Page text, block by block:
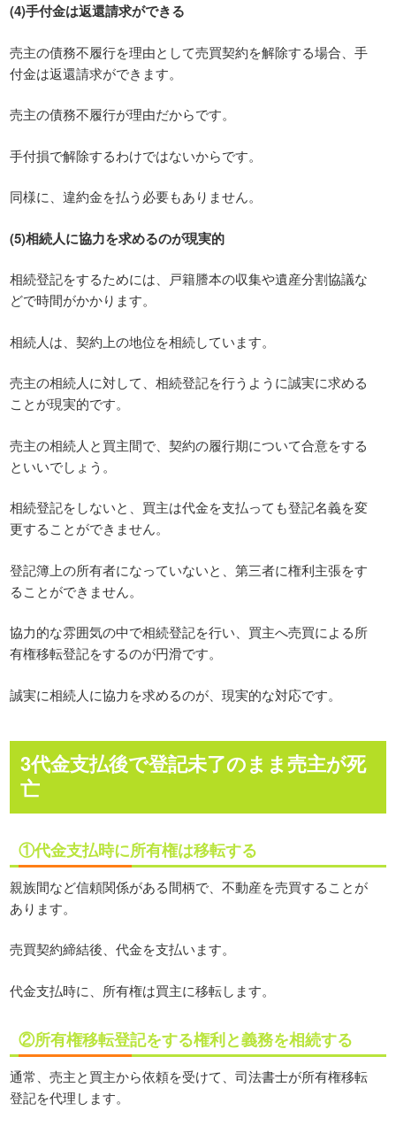
(4)手付金は返還請求ができる
売主の債務不履行を理由として売買契約を解除する場合、手
付金は返還請求ができます。
売主の債務不履行が理由だからです。
手付損で解除するわけではないからです。
同様に、違約金を払う必要もありません。
(5)相続人に協力を求めるのが現実的
相続登記をするためには、戸籍謄本の収集や遺産分割協議な
どで時間がかかります。
相続人は、契約上の地位を相続しています。
売主の相続人に対して、相続登記を行うように誠実に求める
ことが現実的です。
売主の相続人と買主間で、契約の履行期について合意をする
といいでしょう。
相続登記をしないと、買主は代金を支払っても登記名義を変
更することができません。
登記簿上の所有者になっていないと、第三者に権利主張をす
ることができません。
協力的な雰囲気の中で相続登記を行い、買主へ売買による所
有権移転登記をするのが円滑です。
誠実に相続人に協力を求めるのが、現実的な対応です。
3代金支払後で登記未了のまま売主が死
亡
①代金支払時に所有権は移転する
親族間など信頼関係がある間柄で、不動産を売買することが
あります。
売買契約締結後、代金を支払います。
代金支払時に、所有権は買主に移転します。
②所有権移転登記をする権利と義務を相続する
通常、売主と買主から依頼を受けて、司法書士が所有権移転
登記を代理します。